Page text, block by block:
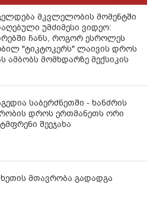
მკვლელობის მომენტში
უმძიმესი ვიდეო:
ჩანს, როგორ ესროლეს
"ტიკტოკერს" ლაივის დროს
ამბობს მომხდარზე მექსიკის
საბერძნეთში - ხანძრის
დროს ერთმანეთს ორი
შეეჯახა
მთავრობა გადადგა